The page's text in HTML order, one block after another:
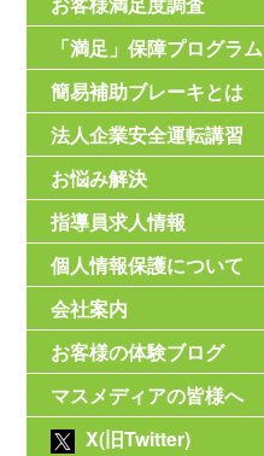
「満足」保障プログラム
簡易補助ブレーキとは
法人企業安全運転講習
お悩み解決
指導員求人情報
個人情報保護について
会社案内
お客様の体験ブログ
マスメディアの皆様へ
X(旧Twitter)